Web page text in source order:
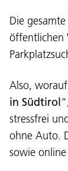
Service Desk:
Impressum
Cundizions
Die
öffentlichen
Also,
in Südtirol
stressfrei
ohne Auto.
sowie